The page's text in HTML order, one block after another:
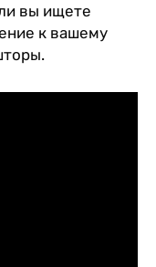
вы ищете
к вашему